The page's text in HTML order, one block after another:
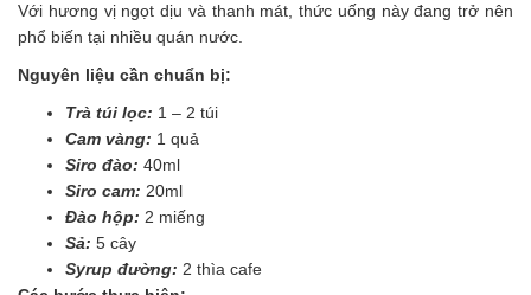
Với hương vị ngọt dịu và thanh mát, thức uống này đang trở nên
phổ biến tại nhiều quán nước.
Nguyên liệu cần chuẩn bị:
Trà túi lọc: 1 – 2 túi
Cam vàng: 1 quả
Siro đào: 40ml
Siro cam: 20ml
Đào hộp: 2 miếng
Sả: 5 cây
Syrup đường: 2 thìa cafe